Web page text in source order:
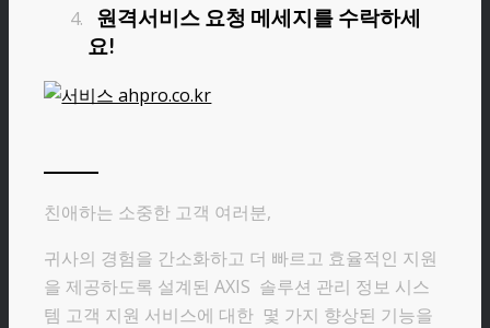
원격서비스 요청 메세지를 수락하세
요!
친애하는 소중한 고객 여러분,
귀사의 경험을 간소화하고 더 빠르고 효율적인 지원
을 제공하도록 설계된 AXIS 솔루션 관리 정보 시스
템 고객 지원 서비스에 대한 몇 가지 향상된 기능을